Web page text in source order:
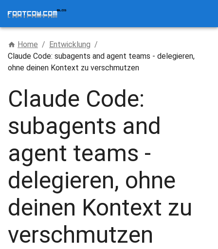
Home / Entwicklung /
Claude Code: subagents and agent teams - delegieren,
ohne deinen Kontext zu verschmutzen
Claude Code:
subagents and
agent teams -
delegieren, ohne
deinen Kontext zu
verschmutzen